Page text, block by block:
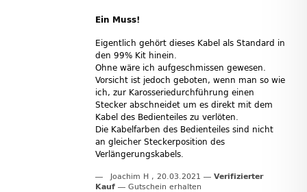
Ein Muss!
Eigentlich gehört dieses Kabel als Standard in
den 99% Kit hinein.
Ohne wäre ich aufgeschmissen gewesen.
Vorsicht ist jedoch geboten, wenn man so wie
ich, zur Karosseriedurchführung einen
Stecker abschneidet um es direkt mit dem
Kabel des Bedienteiles zu verlöten.
Die Kabelfarben des Bedienteiles sind nicht
an gleicher Steckerposition des
Verlängerungskabels.
Joachim H , 20.03.2021
Verifizierter
Kauf
Gutschein erhalten